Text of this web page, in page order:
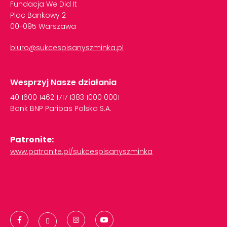
Fundacja We Did It
Plac Bankowy 2
00-095 Warszawa
biuro@sukcespisanyszminka.pl
Wesprzyj Nasze działania
40 1600 1462 1717 1383 1000 0001
Bank BNP Paribas Polska S.A.
Patronite:
www.patronite.pl/sukcespisanyszminka